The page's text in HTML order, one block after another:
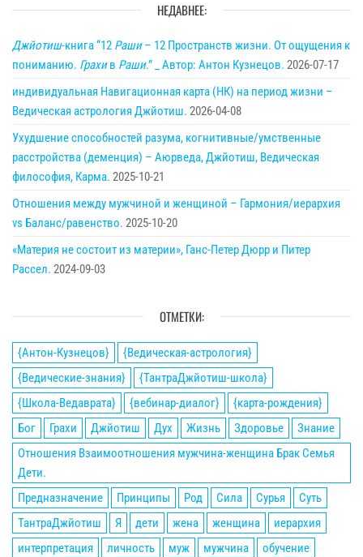
НЕДАВНЕЕ:
Джйотиш-книга “12 Раши– 12 Пространств жизни. От ощущения к
пониманию. Грахив Раши.” _ Автор: Антон Кузнецов. 2026-07-17
индивидуальная Навигационная карта (НК) на период жизни –
Ведическая астрология Джйотиш. 2026-04-08
Ухудшение способностей разума, когнитивные/умственные
расстройства (деменция) – Аюрведа, Джйотиш, Ведическая
философия, Карма. 2025-10-21
Отношения между мужчиной и женщиной – Гармония/иерархия
vs Баланс/равенство. 2025-10-20
«Материя не состоит из материи», Ганс-Петер Дюрр и Питер
Рассел. 2024-09-03
ОТМЕТКИ:
{Антон-Кузнецов}
{Ведическая-астрология}
{Ведические-знания}
{ТантраДжйотиш-школа}
{Школа-Ведаврата}
{вебинар-диалог}
{карта-рождения}
Бог
Грахи Джйотиш Дух Жизнь Здоровье
Знание
Отношения Взаимоотношения мужчина-женщина Брак Семья
Дети.
Предназначение
Принципы Род Сила Сурья
Суть
ТантраДжйотиш
Я дети жена женщина
иерархия
интерпретация
личность муж мужчина
обучение